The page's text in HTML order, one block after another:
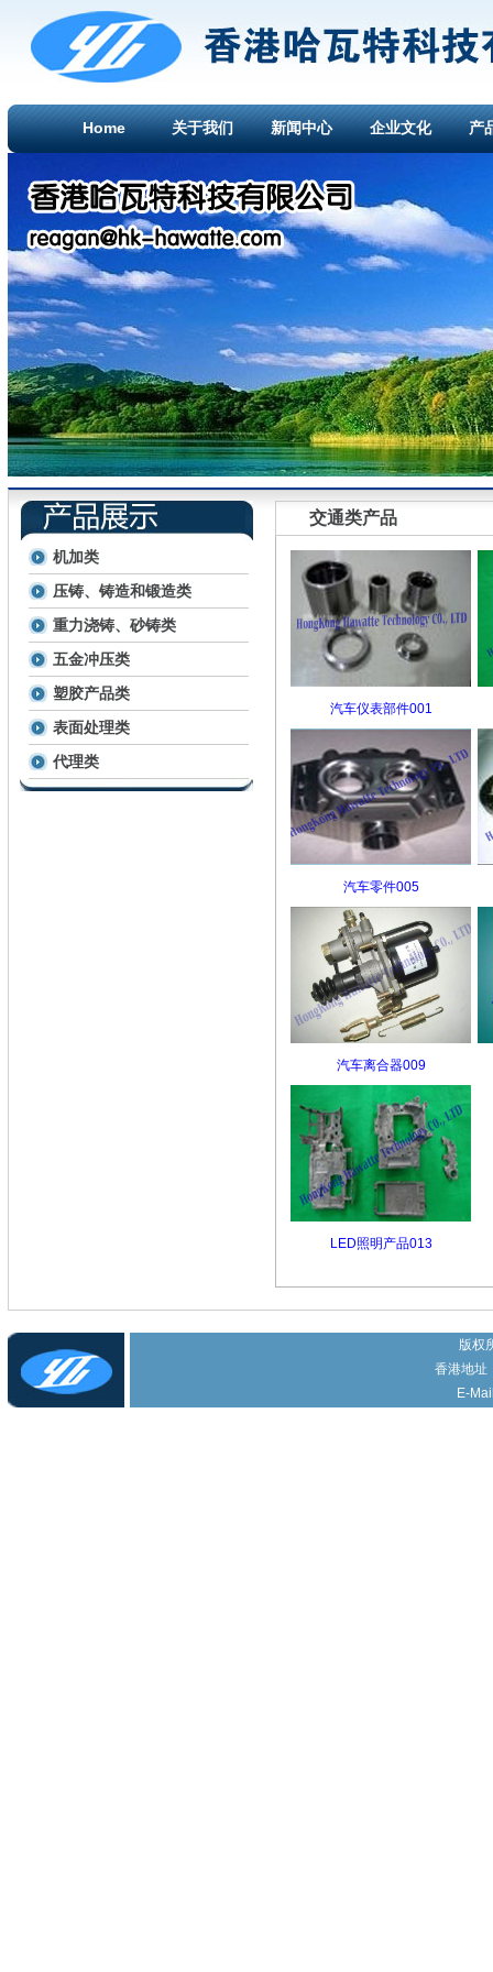
Home 关于我们 新闻中心 企业文化 产
机加类
压铸、铸造和锻造类
重力浇铸、砂铸类
五金冲压类
塑胶产品类
表面处理类
代理类
交通类产品
汽车仪表部件001
汽车零件005
汽车离合器009
LED照明产品013
版权
香港地址
E-